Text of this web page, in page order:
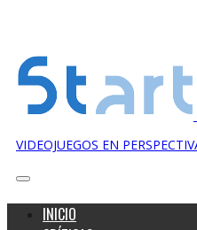
VIDEOJUEGOS EN
INICIO